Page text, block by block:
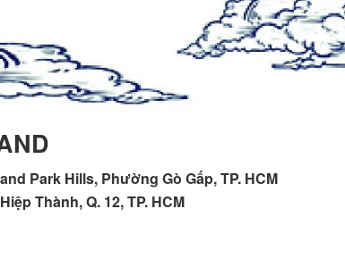
Park Hills, Phường Gò Gấp, TP. HCM
Thành, Q. 12, TP. HCM